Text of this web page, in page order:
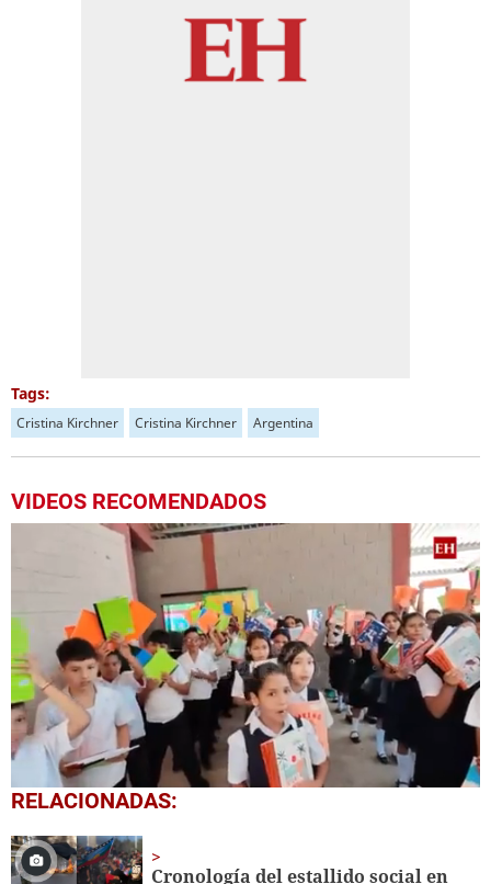
Tags:
Cristina Kirchner Cristina Kirchner Argentina
VIDEOS RECOMENDADOS
0
seconds
1
minute,
RELACIONADAS:
Cronología del estallido social en